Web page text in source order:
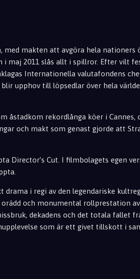
med makten att avgöra hela nationers
i maj 2011 slås allt i spillror. Efter vilt
Internationella valutafondens
upphov till löpsedlar över hela
åstadkom rekordlånga köer i Cannes,
och makt som genast gjorde att
Director’s Cut. I filmbolagets egen
i regi av den legendariske
och monumental rollprestation av
dekadens och det totala fallet
som är ett givet tillskott i